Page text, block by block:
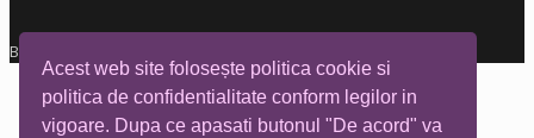
Acest web site folosește politica cookie si
politica de confidentialitate conform legilor in
vigoare. Dupa ce apasati butonul "De acord" va
Biblioteca Tia Mare © All rights reserved